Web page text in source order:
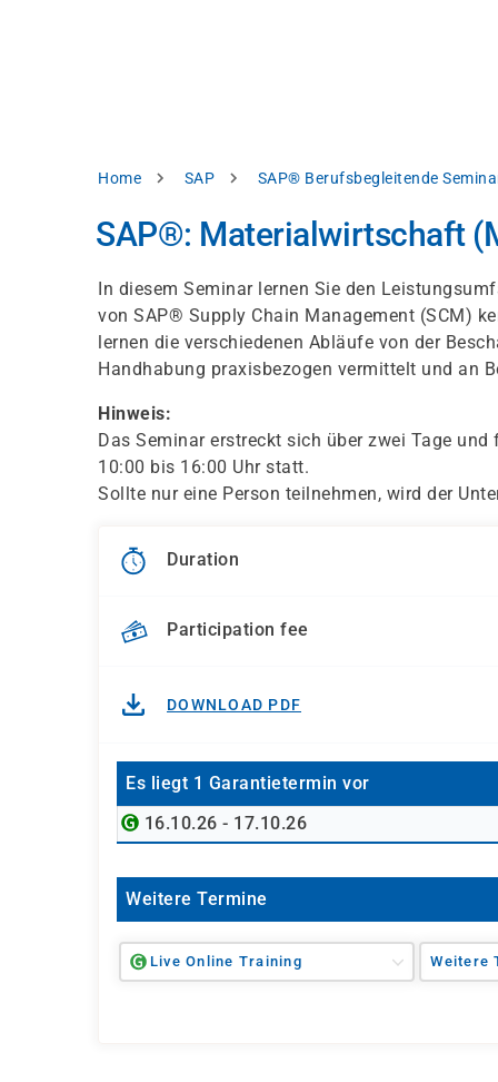
Breadcrumb
Home SAP SAP® Berufsbegleitende
SAP®: Materialwirtschaft
In diesem Seminar lernen Sie den
von SAP® Supply Chain Management (SCM)
lernen die verschiedenen Abläufe von der
Handhabung praxisbezogen vermittelt und an
Hinweis:
Das Seminar erstreckt sich über zwei Tage
10:00 bis 16:00 Uhr statt.
Sollte nur eine Person teilnehmen, wird der
Duration
Participation fee
DOWNLOAD PDF
Es liegt 1 Garantietermin vor
16.10.26 - 17.10.26
Weitere Termine
Live Online Training Weitere